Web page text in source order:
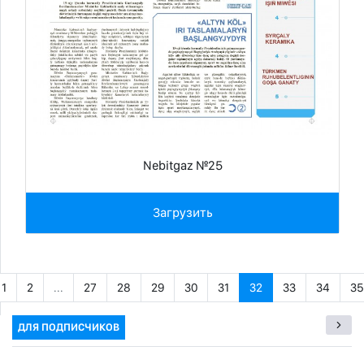
Nebitgaz №25
Загрузить
1 2 ... 27 28 29 30 31 32 33 34 35
ДЛЯ ПОДПИСЧИКОВ